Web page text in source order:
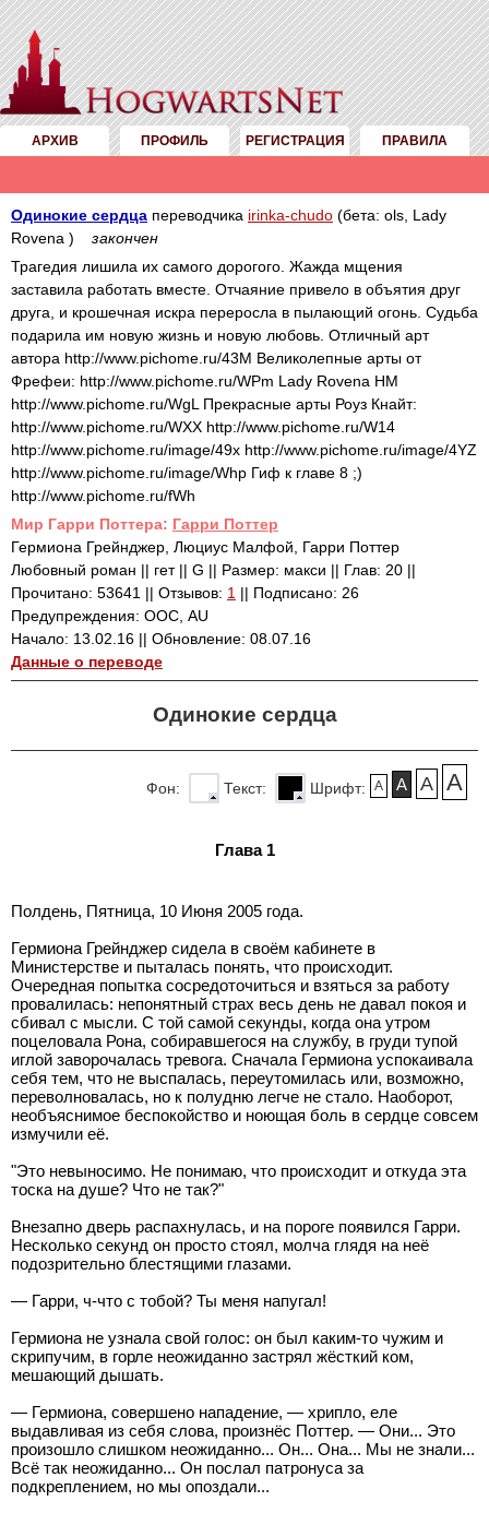
АРХИВ ПРОФИЛЬ РЕГИСТРАЦИЯ ПРАВИЛА
Одинокие сердца переводчика irinka-chudo (бета: ols, Lady
Rovena ) закончен
Трагедия лишила их самого дорогого. Жажда мщения
заставила работать вместе. Отчаяние привело в объятия друг
друга, и крошечная искра переросла в пылающий огонь. Судьба
подарила им новую жизнь и новую любовь. Отличный арт
автора http://www.pichome.ru/43M Великолепные арты от
Фрефеи: http://www.pichome.ru/WPm Lady Rovena HM
http://www.pichome.ru/WgL Прекрасные арты Роуз Кнайт:
http://www.pichome.ru/WXX http://www.pichome.ru/W14
http://www.pichome.ru/image/49x http://www.pichome.ru/image/4YZ
http://www.pichome.ru/image/Whp Гиф к главе 8 ;)
http://www.pichome.ru/fWh
Mир Гарри Поттера: Гарри Поттер
Гермиона Грейнджер, Люциус Малфой, Гарри Поттер
Любовный роман || гет || G || Размер: макси || Глав: 20 ||
Прочитано: 53641 || Отзывов: 1 || Подписано: 26
Предупреждения: ООС, AU
Начало: 13.02.16 || Обновление: 08.07.16
Данные о переводе
Одинокие сердца
A A A A
Шрифт:
Текст:
Фон:
Глава 1
Полдень, Пятница, 10 Июня 2005 года.
Гермиона Грейнджер сидела в своём кабинете в
Министерстве и пыталась понять, что происходит.
Очередная попытка сосредоточиться и взяться за работу
провалилась: непонятный страх весь день не давал покоя и
сбивал с мысли. С той самой секунды, когда она утром
поцеловала Рона, собиравшегося на службу, в груди тупой
иглой заворочалась тревога. Сначала Гермиона успокаивала
себя тем, что не выспалась, переутомилась или, возможно,
переволновалась, но к полудню легче не стало. Наоборот,
необъяснимое беспокойство и ноющая боль в сердце совсем
измучили её.
"Это невыносимо. Не понимаю, что происходит и откуда эта
тоска на душе? Что не так?"
Внезапно дверь распахнулась, и на пороге появился Гарри.
Несколько секунд он просто стоял, молча глядя на неё
подозрительно блестящими глазами.
— Гарри, ч-что с тобой? Ты меня напугал!
Гермиона не узнала свой голос: он был каким-то чужим и
скрипучим, в горле неожиданно застрял жёсткий ком,
мешающий дышать.
— Гермиона, совершено нападение, — хрипло, еле
выдавливая из себя слова, произнёс Поттер. — Они... Это
произошло слишком неожиданно... Он... Она... Мы не знали...
Всё так неожиданно... Он послал патронуса за
подкреплением, но мы опоздали...